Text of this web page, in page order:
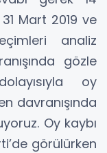
Mart 2019 ve
analiz
gözle
oy
davranışında
Oy kaybı
görülürken